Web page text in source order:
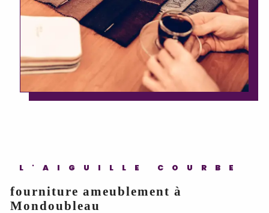
L'AIGUILLE COURBE
fourniture ameublement à
Mondoubleau